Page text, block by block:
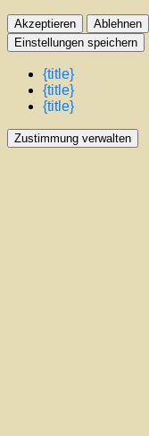
Akzeptieren Ablehnen
Einstellungen speichern
{title}
{title}
{title}
Zustimmung verwalten